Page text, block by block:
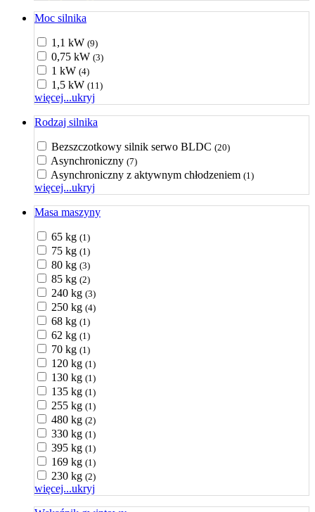
Moc silnika
1,1 kW (9)
0,75 kW (3)
1 kW (4)
1,5 kW (11)
więcej...ukryj
Rodzaj silnika
Bezszczotkowy silnik serwo BLDC (20)
Asynchroniczny (7)
Asynchroniczny z aktywnym chłodzeniem (1)
więcej...ukryj
Masa maszyny
65 kg (1)
75 kg (1)
80 kg (3)
85 kg (2)
240 kg (3)
250 kg (4)
68 kg (1)
62 kg (1)
70 kg (1)
120 kg (1)
130 kg (1)
135 kg (1)
255 kg (1)
480 kg (2)
330 kg (1)
395 kg (1)
169 kg (1)
230 kg (2)
więcej...ukryj